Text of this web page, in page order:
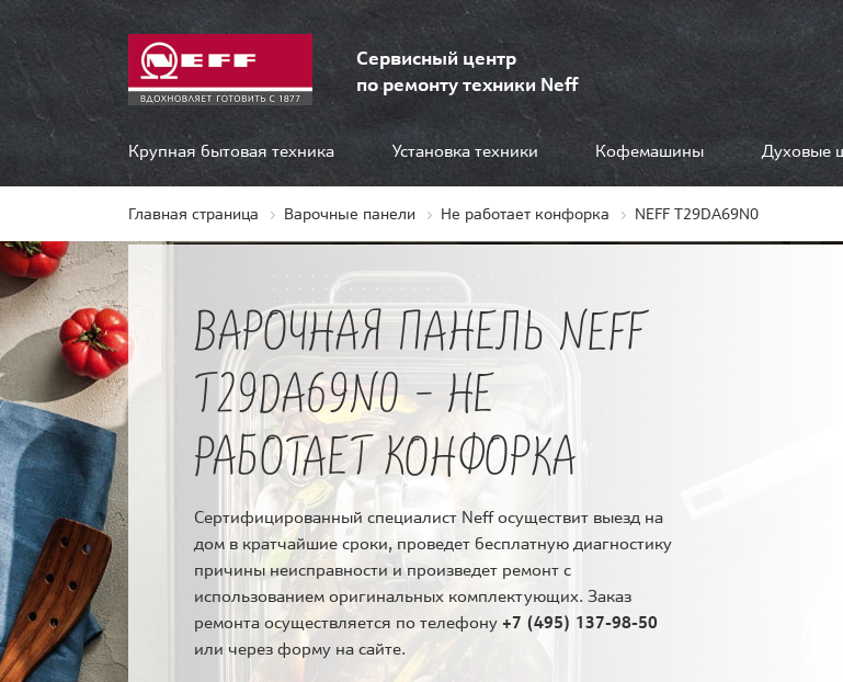
Сервисный центр
по ремонту техники Neff
Крупная бытовая техника Установка техники Кофемашины Духовые
Главная страница Варочные панели Не работает конфорка NEFF T29DA69N0
ВАРОЧНАЯ ПАНЕЛЬ NEFF
T29DA69N0 - НЕ
РАБОТАЕТ КОНФОРКА
Сертифицированный специалист Neff осуществит выезд на
дом в кратчайшие сроки, проведет бесплатную диагностику
причины неисправности и произведет ремонт с
использованием оригинальных комплектующих. Заказ
ремонта осуществляется по телефону +7 (495) 137-98-50
или через форму на сайте.